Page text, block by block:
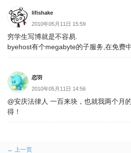
lifishake
2010年05月11日 15:59
穷学生写博就是不容易.
byehost有个megabyte的子服务,在免费
恋羽
2010年05月11日 14:56
@安庆法律人 一百来块，也就我两个月
得！
评← 上一页